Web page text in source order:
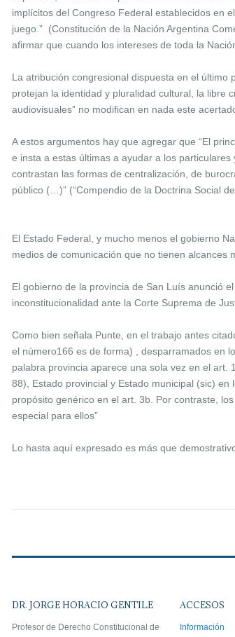
implícitos del Congreso Federal establecidos en
juego.” (Constitución de la Nación Argentina
afirmar que cuando los intereses de toda la
La atribución congresional dispuesta en el último
protejan la identidad y pluralidad cultural, la libre
audiovisuales” no modifican en nada este
A estos argumentos hay que agregar que “El
e insta a estas últimas a ayudar a los
contrastan las formas de centralización, de
público (…)” (“Compendio de la Doctrina Social
El Estado Federal, y mucho menos el gobierno
medios de comunicación que no tienen alcances
El gobierno de la provincia de San Luís anunció
inconstitucionalidad ante la Corte Suprema de
Como bien señala Punte, en el trabajo antes
el número166 es de forma) , desparramados en
palabra provincia aparece una sola vez en el art.
88), Estado provincial y Estado municipal (sic)
propósito genérico en el art. 3b. Por contraste,
especial para ellos”
Lo hasta aquí expresado es más que
DR. JORGE HORACIO GENTILE
Profesor de Derecho Constitucional de
ACCESOS
Información